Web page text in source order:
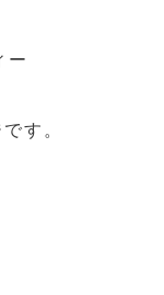
ー
す。